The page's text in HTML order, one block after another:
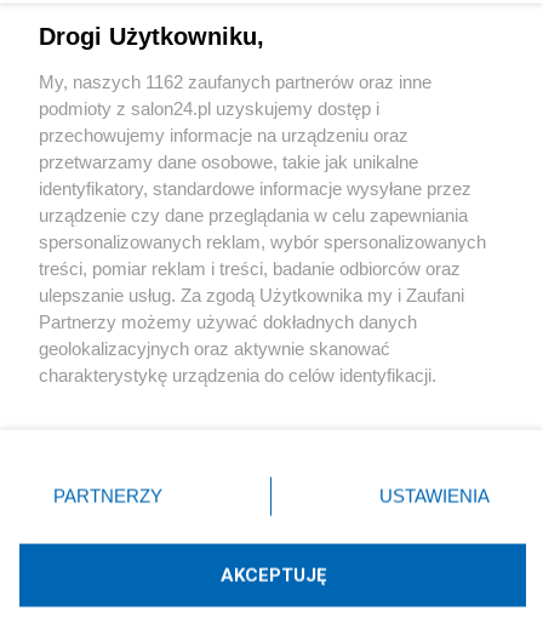
Sport
Społeczeństwo
Kultura
X Facebook Instagram Youtube
Technologię dostarcza:W3media.pl
Drogi Użytkowniku,
My, naszych 1162 zaufanych partnerów oraz inne
podmioty z salon24.pl uzyskujemy dostęp i
przechowujemy informacje na urządzeniu oraz
przetwarzamy dane osobowe, takie jak unikalne
identyfikatory, standardowe informacje wysyłane przez
urządzenie czy dane przeglądania w celu zapewniania
spersonalizowanych reklam, wybór spersonalizowanych
treści, pomiar reklam i treści, badanie odbiorców oraz
ulepszanie usług. Za zgodą Użytkownika my i Zaufani
Partnerzy możemy używać dokładnych danych
geolokalizacyjnych oraz aktywnie skanować
charakterystykę urządzenia do celów identyfikacji.
zmienić/wycofać klikając przycisk ustawień prywatności
znajdujący się w lewym dolnym rogu strony
rodzaje przetwarzania danych nie wymagają zgody
użytkownika, ale masz prawo sprzeciwić się takiemu
przetwarzaniu. Preferencje będą miały zastosowania tylko
PARTNERZY USTAWIENIA
AKCEPTUJĘ